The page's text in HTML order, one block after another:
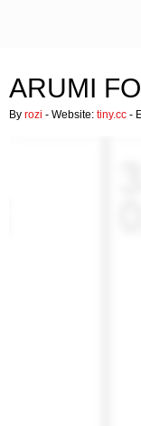
ARUMI
By rozi - Website: tiny.cc -